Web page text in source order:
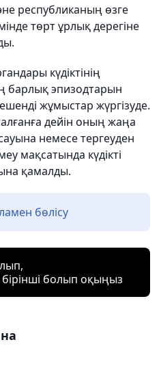
республиканың өзге
төрт ұрлық дерегіне
күдіктінің
барлық эпизодтарын
жұмыстар жүргізуде.
дейін оның жаңа
немесе тергеуден
мақсатында күдікті
қамалды.
бөлісу
болып оқыңыз